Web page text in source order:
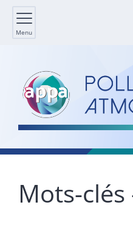
Menu
Mots-